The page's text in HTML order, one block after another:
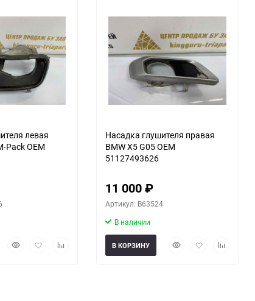
2 фото
левая
Pack OEM
БыстрыйДобавитьДобавить
Насадка глушителя правая
BMW X5 G05 OEM
51127493626
11 000₽
Артикул: B63524
В наличии
БыстрыйДобавитьДобавить
В КОРЗИНУ